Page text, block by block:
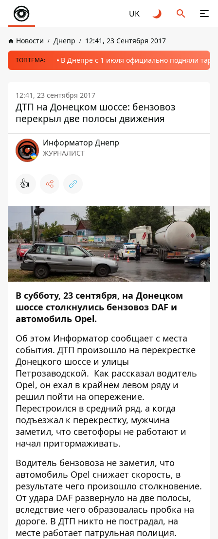
UK
Новости Днепр 12:41, 23 Сентября 2017
ТОПТЕМА: В Днепре с 1 июля официально подняли
12:41, 23 сентября 2017
ДТП на Донецком шоссе: бензовоз
перекрыл две полосы движения
Информатор Днепр
ЖУРНАЛИСТ
👍
В субботу, 23 сентября, на Донецком
шоссе столкнулись бензовоз DAF и
автомобиль Opel.
Об этом Информатор сообщает с места
события. ДТП произошло на перекрестке
Донецкого шоссе и улицы
Петрозаводской. Как рассказал водитель
Opel, он ехал в крайнем левом ряду и
решил пойти на опережение.
Перестроился в средний ряд, а когда
подъезжал к перекрестку, мужчина
заметил, что светофоры не работают и
начал притормаживать.
Водитель бензовоза не заметил, что
автомобиль Opel снижает скорость, в
результате чего произошло столкновение.
От удара DAF развернуло на две полосы,
вследствие чего образовалась пробка на
дороге. В ДТП никто не пострадал, на
месте работает патрульная полиция.